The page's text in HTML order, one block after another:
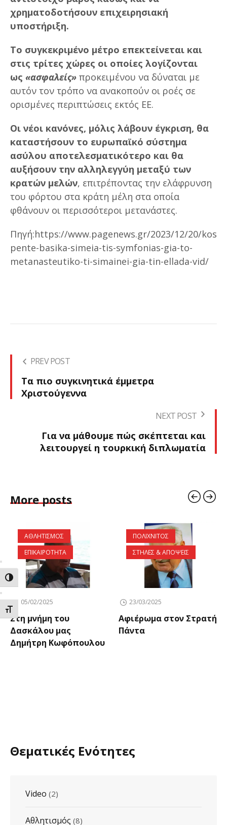
ΕΝΑΛΛΑΓΗ ΥΨΗΛΗΣ ΑΝΤΙΘΕΣΗΣ
ΕΝΑΛΛΑΓΗ ΜΕΓΕΘΟΥΣ ΓΡΑΜΜΑΤΩΝ
χρηματοδοτήσουν επιχειρησιακή
υποστήριξη.
Το συγκεκριμένο μέτρο επεκτείνεται και
στις τρίτες χώρες οι οποίες λογίζονται
ως «ασφαλείς» προκειμένου να δύναται με
αυτόν τον τρόπο να ανακοπούν οι ροές σε
ορισμένες περιπτώσεις εκτός ΕΕ.
Οι νέοι κανόνες, μόλις λάβουν έγκριση, θα
καταστήσουν το ευρωπαϊκό σύστημα
ασύλου αποτελεσματικότερο και θα
αυξήσουν την αλληλεγγύη μεταξύ των
κρατών μελών, επιτρέποντας την ελάφρυνση
του φόρτου στα κράτη μέλη στα οποία
φθάνουν οι περισσότεροι μετανάστες.
Πηγή:https://www.pagenews.gr/2023/12/20/
pente-basika-simeia-tis-symfonias-gia-to-
metanasteutiko-ti-simainei-gia-tin-ellada-vid/
PREV POST
Τα πιο συγκινητικά έμμετρα
Χριστούγεννα
NEXT POST
Για να μάθουμε πώς σκέπτεται και
λειτουργεί η τουρκική διπλωματία
More posts
ΑΘΛΗΤΙΣΜΟΣ
ΕΠΙΚΑΙΡΟΤΗΤΑ
05/02/2025
Στη μνήμη του
Δασκάλου μας
Δημήτρη Κωφόπουλου
ΠΟΛΙΧΝΙΤΟΣ
ΣΤΗΛΕΣ & ΑΠΟΨΕΙΣ
23/03/2025
Αφιέρωμα στον Στρατή
Πάντα
Θεματικές Ενότητες
Video (2)
Αθλητισμός (8)